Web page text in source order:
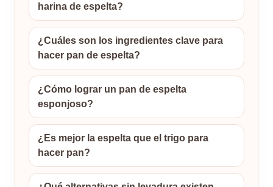
harina de espelta?
¿Cuáles son los ingredientes clave para
hacer pan de espelta?
¿Cómo lograr un pan de espelta
esponjoso?
¿Es mejor la espelta que el trigo para
hacer pan?